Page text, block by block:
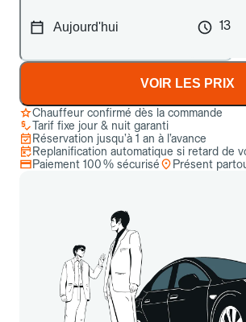
13
VOIR LES PRIX
Chauffeur confirmé dès la commande
Tarif fixe jour & nuit garanti
Réservation jusqu’à 1 an à l’avance
Replanification automatique si retard de
Paiement 100 % sécurisé
Présent